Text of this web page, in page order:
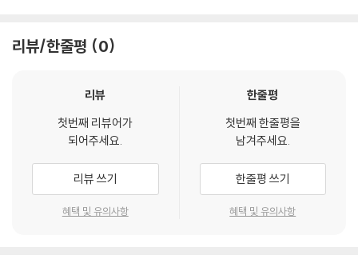
리뷰/한줄평 0
리뷰
첫번째 리뷰어가
되어주세요.
리뷰 쓰기
혜택 및 유의사항
한줄평
첫번째 한줄평을
남겨주세요.
한줄평 쓰기
혜택 및 유의사항